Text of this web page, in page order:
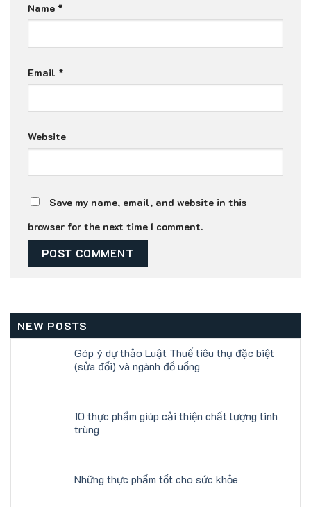
Name *
Email *
Website
Save my name, email, and website in this
browser for the next time I comment.
NEW POSTS
Góp ý dự thảo Luật Thuế tiêu thụ đặc biệt
(sửa đổi) và ngành đồ uống
10 thực phẩm giúp cải thiện chất lượng tinh
trùng
Những thực phẩm tốt cho sức khỏe